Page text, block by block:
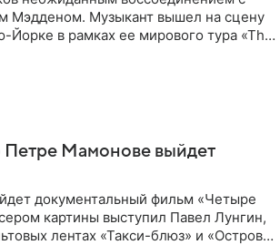
Музыкант вышел на сцену
в рамках ее мирового тура «The
Мамонове выйдет
документальный фильм «Четыре
картины выступил Павел Лунгин,
лентах «Такси-блюз» и «Остров».